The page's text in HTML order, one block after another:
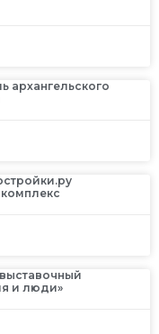
архангельского
и люди»